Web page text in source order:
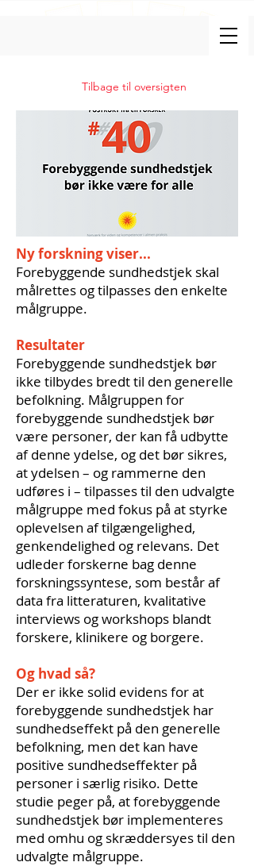
Tilbage til oversigten
Ny forskning viser...
Forebyggende sundhedstjek skal
målrettes og tilpasses den enkelte
målgruppe.
Resultater
Forebyggende sundhedstjek bør
ikke tilbydes bredt til den generelle
befolkning. Målgruppen for
forebyggende sundhedstjek bør
være personer, der kan få udbytte
af denne ydelse, og det bør sikres,
at ydelsen – og rammerne den
udføres i – tilpasses til den udvalgte
målgruppe med fokus på at styrke
oplevelsen af tilgængelighed,
genkendelighed og relevans. Det
udleder forskerne bag denne
forskningssyntese, som består af
data fra litteraturen, kvalitative
interviews og workshops blandt
forskere, klinikere og borgere.
Og hvad så?
Der er ikke solid evidens for at
forebyggende sundhedstjek har
sundhedseffekt på den generelle
befolkning, men det kan have
positive sundhedseffekter på
personer i særlig risiko. Dette
studie peger på, at forebyggende
sundhedstjek bør implementeres
med omhu og skræddersyes til den
udvalgte målgruppe.